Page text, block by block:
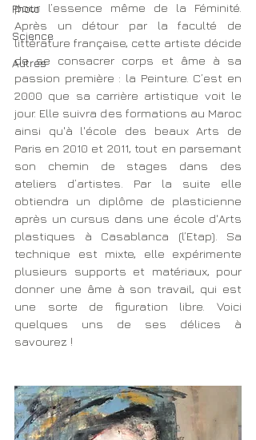
Photo
Science
Autres
pour l’essence même de la Féminité.
Après un détour par la faculté de
littérature française, cette artiste décide
de se consacrer corps et âme à sa
passion première : la Peinture. C’est en
2000 que sa carrière artistique voit le
jour. Elle suivra des formations au Maroc
ainsi qu'à l'école des beaux Arts de
Paris en 2010 et 2011, tout en parsemant
son chemin de stages dans des
ateliers d’artistes. Par la suite elle
obtiendra un diplôme de plasticienne
après un cursus dans une école d'Arts
plastiques à Casablanca (l’Etap). Sa
technique est mixte, elle expérimente
plusieurs supports et matériaux, pour
donner une âme à son travail, qui est
une sorte de figuration libre. Voici
quelques uns de ses délices à
savourez !